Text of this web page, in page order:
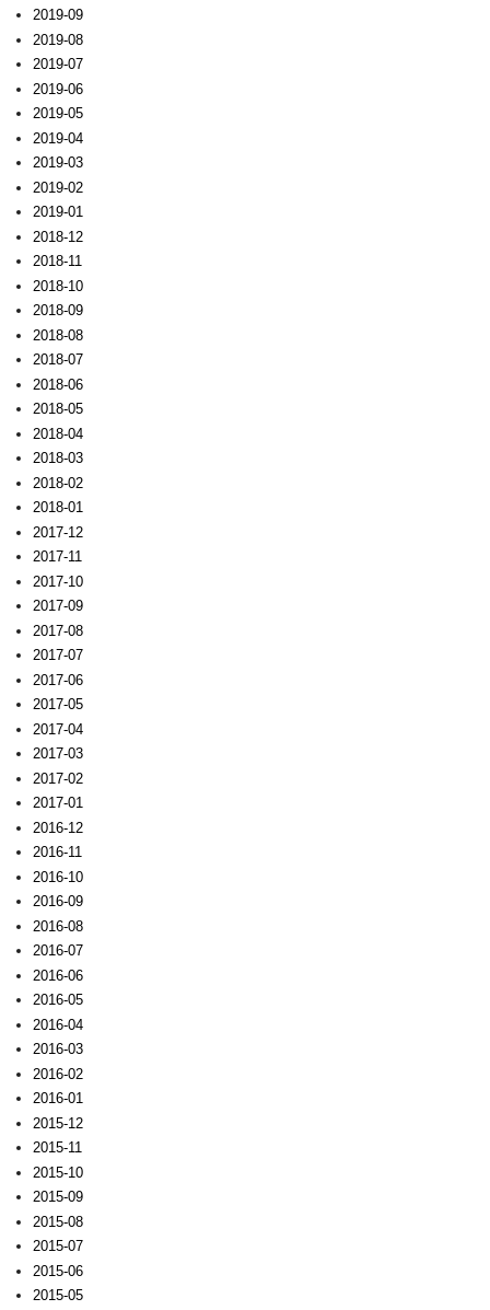
2019-09
2019-08
2019-07
2019-06
2019-05
2019-04
2019-03
2019-02
2019-01
2018-12
2018-11
2018-10
2018-09
2018-08
2018-07
2018-06
2018-05
2018-04
2018-03
2018-02
2018-01
2017-12
2017-11
2017-10
2017-09
2017-08
2017-07
2017-06
2017-05
2017-04
2017-03
2017-02
2017-01
2016-12
2016-11
2016-10
2016-09
2016-08
2016-07
2016-06
2016-05
2016-04
2016-03
2016-02
2016-01
2015-12
2015-11
2015-10
2015-09
2015-08
2015-07
2015-06
2015-05